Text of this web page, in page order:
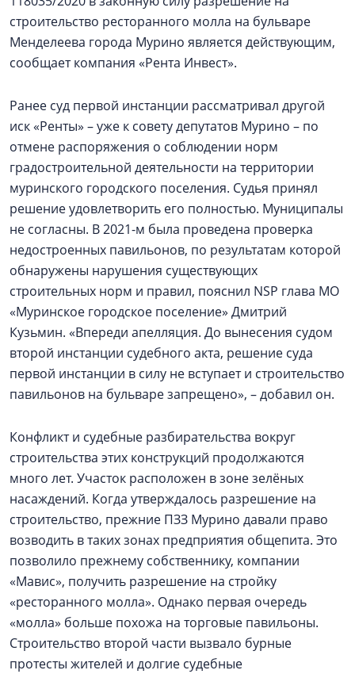
строительство ресторанного молла на бульваре
Менделеева города Мурино является действующим,
сообщает компания «Рента Инвест».
Ранее суд первой инстанции рассматривал другой
иск «Ренты» – уже к совету депутатов Мурино – по
отмене распоряжения о соблюдении норм
градостроительной деятельности на территории
муринского городского поселения. Судья принял
решение удовлетворить его полностью. Муниципалы
не согласны. В 2021-м была проведена проверка
недостроенных павильонов, по результатам которой
обнаружены нарушения существующих
строительных норм и правил, пояснил NSP глава МО
«Муринское городское поселение» Дмитрий
Кузьмин. «Впереди апелляция. До вынесения судом
второй инстанции судебного акта, решение суда
первой инстанции в силу не вступает и строительство
павильонов на бульваре запрещено», – добавил он.
Конфликт и судебные разбирательства вокруг
строительства этих конструкций продолжаются
много лет. Участок расположен в зоне зелёных
насаждений. Когда утверждалось разрешение на
строительство, прежние ПЗЗ Мурино давали право
возводить в таких зонах предприятия общепита. Это
позволило прежнему собственнику, компании
«Мавис», получить разрешение на стройку
«ресторанного молла». Однако первая очередь
«молла» больше похожа на торговые павильоны.
Строительство второй части вызвало бурные
протесты жителей и долгие судебные